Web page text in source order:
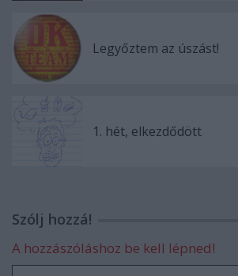
Legyőztem az úszást!
1. hét, elkezdődött
Szólj hozzá!
A hozzászóláshoz be kell lépned!